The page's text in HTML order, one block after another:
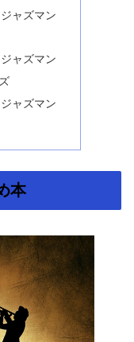
ャズマン
ャズマン
ャズマン
本